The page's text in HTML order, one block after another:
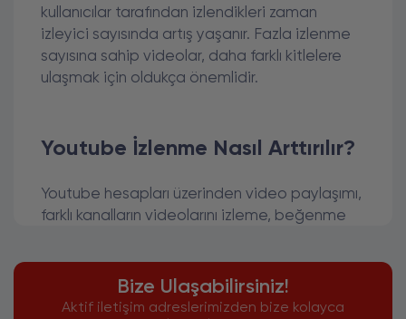
kullanıcılar tarafından izlendikleri zaman
izleyici sayısında artış yaşanır. Fazla izlenme
sayısına sahip videolar, daha farklı kitlelere
ulaşmak için oldukça önemlidir.
Youtube İzlenme Nasıl Arttırılır?
Youtube hesapları üzerinden video paylaşımı,
farklı kanalların videolarını izleme, beğenme
sunar. İzlenme sayısının artması, videoların
daha ilgi çekici bir hale gelmesini sağlar.
Binlerce farklı video içeriği sunan platform
Bize Ulaşabilirsiniz!
Aktif iletişim adreslerimizden bize kolayca